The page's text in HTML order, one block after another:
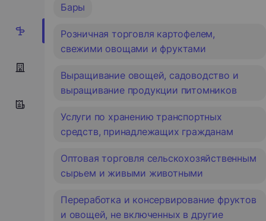
12
Бары
Розничная торговля картофелем,
свежими овощами и фруктами
Выращивание овощей, садоводство и
выращивание продукции питомников
Услуги по хранению транспортных
средств, принадлежащих гражданам
Оптовая торговля сельскохозяйственным
сырьем и живыми животными
Переработка и консервирование фруктов
и овощей, не включенных в другие